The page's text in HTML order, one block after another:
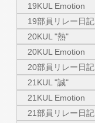
19KUL Emotion
19部員リレー日記
20KUL "熱"
20KUL Emotion
20部員リレー日記
21KUL "誠"
21KUL Emotion
21部員リレー日記